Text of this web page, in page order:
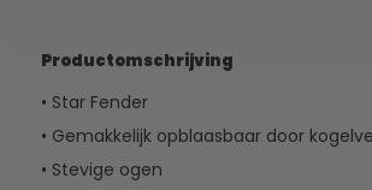
Productomschrijving
• Star Fender
• Gemakkelijk opblaasbaar door
• Stevige ogen